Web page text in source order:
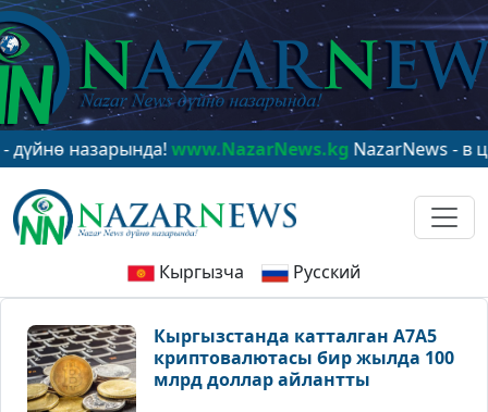
www.NazarNews.kgNazarNews - в центре
Кыргызча Русский
Кыргызстанда катталган А7А5
криптовалютасы бир жылда 100
млрд доллар айлантты